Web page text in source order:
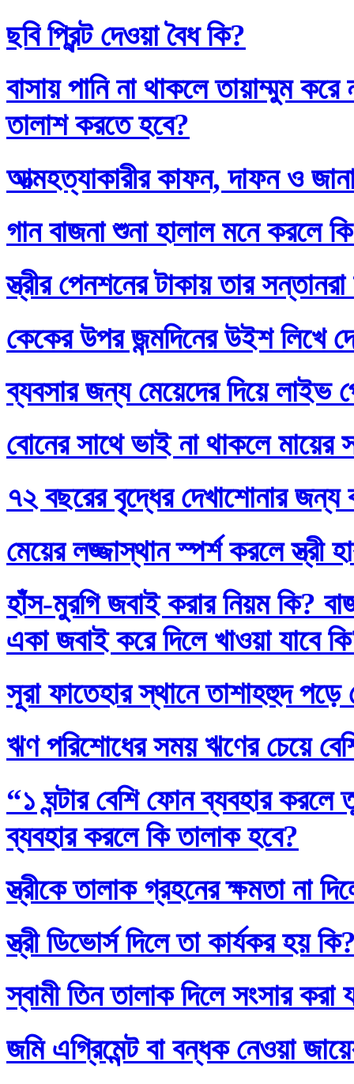
ছবি প্রিন্ট দেওয়া বৈধ কি?
বাসায় পানি না থাকলে তায়াম্মুম
তালাশ করতে হবে?
আত্মহত্যাকারীর কাফন, দাফন ও
গান বাজনা শুনা হালাল মনে করলে
স্ত্রীর পেনশনের টাকায় তার
কেকের উপর জন্মদিনের উইশ লিখে
ব্যবসার জন্য মেয়েদের দিয়ে লাইভ
বোনের সাথে ভাই না থাকলে মায়ের
৭২ বছরের বৃদ্ধের দেখাশোনার জন্য
মেয়ের লজ্জাস্থান স্পর্শ করলে স্ত্রী
হাঁস-মুরগি জবাই করার নিয়ম কি?
একা জবাই করে দিলে খাওয়া যাবে
সূরা ফাতেহার স্থানে তাশাহহুদ
ঋণ পরিশোধের সময় ঋণের চেয়ে
“১ ঘন্টার বেশি ফোন ব্যবহার
ব্যবহার করলে কি তালাক হবে?
স্ত্রীকে তালাক গ্রহনের ক্ষমতা না
স্ত্রী ডিভোর্স দিলে তা কার্যকর হয়
স্বামী তিন তালাক দিলে সংসার করা
জমি এগ্রিমেন্ট বা বন্ধক নেওয়া